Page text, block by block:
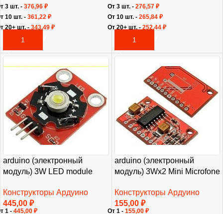
В КОРЗИНУ
3 шт. - 376,96 ₽
10 шт. - 361,22 ₽
20+ шт. - 343,49 ₽
В КОРЗИНУ
От 3 шт. - 276,57 ₽
От 10 шт. - 265,84 ₽
От 20+ шт. - 252,44 ₽
arduino (электронный
модуль) 3W LED module
Конструкторы Ардуино
445,00 ₽
1 - 445,00 ₽
arduino (электронный
модуль) 3Wх2 Mini Microfone
Конструкторы Ардуино
155,00 ₽
От 1 - 155,00 ₽